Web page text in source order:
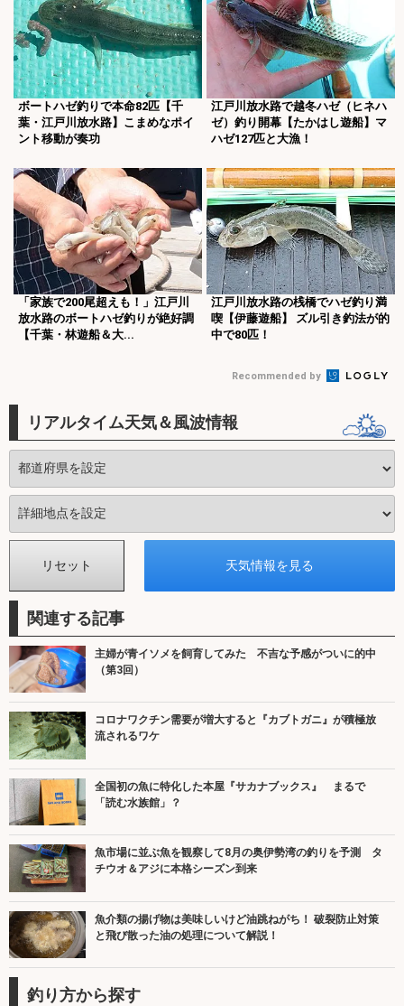
ボートハゼ釣りで本命82匹【千
葉・江戸川放水路】こまめなポイ
ント移動が奏功
江戸川放水路で越冬ハゼ（ヒネハ
ゼ）釣り開幕【たかはし遊船】マ
ハゼ127匹と大漁！
「家族で200尾超えも！」江戸川
放水路のボートハゼ釣りが絶好調
【千葉・林遊船＆大...
江戸川放水路の桟橋でハゼ釣り満
喫【伊藤遊船】 ズル引き釣法が的
中で80匹！
Recommended by
リアルタイム天気＆風波情報
関連する記事
主婦が青イソメを飼育してみた 不吉な予感がついに的中
（第3回）
コロナワクチン需要が増大すると『カブトガニ』が積極放
流されるワケ
全国初の魚に特化した本屋『サカナブックス』 まるで
「読む水族館」？
魚市場に並ぶ魚を観察して8月の奥伊勢湾の釣りを予測 タ
チウオ＆アジに本格シーズン到来
魚介類の揚げ物は美味しいけど油跳ねがち！ 破裂防止対策
と飛び散った油の処理について解説！
釣り方から探す